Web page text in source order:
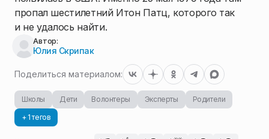
пропал шестилетний Итон Патц, которого так
и не удалось найти.
Автор:
Юлия Скрипак
Поделиться материалом:
Школы Дети Волонтеры Эксперты
Родители
+ 1 тегов